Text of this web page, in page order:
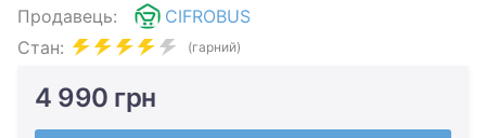
Продавець:
CIFROBUS
Стан:
(гарний)
4 990 грн